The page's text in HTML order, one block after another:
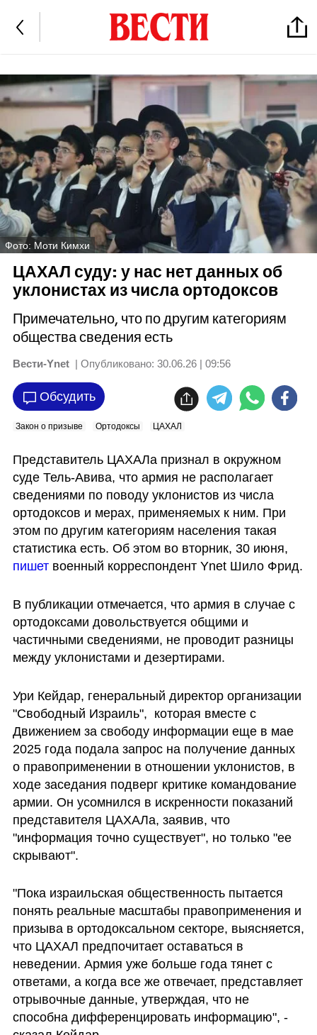
Фото: Моти Кимхи
ЦАХАЛ суду: у нас нет данных об
уклонистах из числа ортодоксов
Примечательно, что по другим категориям
общества сведения есть
Вести-Ynet | Опубликовано: 30.06.26 | 09:56
Обсудить
Закон о призыве Ортодоксы ЦАХАЛ
Представитель ЦАХАЛа признал в окружном
суде Тель-Авива, что армия не располагает
сведениями по поводу уклонистов из числа
ортодоксов и мерах, применяемых к ним. При
этом по другим категориям населения такая
пишет военный корреспондент Ynet Шило Фрид.
В публикации отмечается, что армия в случае с
ортодоксами довольствуется общими и
частичными сведениями, не проводит разницы
между уклонистами и дезертирами.
Ури Кейдар, генеральный директор организации
"Свободный Израиль",  которая вместе с
Движением за свободу информации еще в мае
2025 года подала запрос на получение данных
о правоприменении в отношении уклонистов, в
ходе заседания подверг критике командование
армии. Он усомнился в искренности показаний
представителя ЦАХАЛа, заявив, что
"информация точно существует", но только "ее
скрывают".
"Пока израильская общественность пытается
понять реальные масштабы правоприменения и
призыва в ортодоксальном секторе, выясняется,
что ЦАХАЛ предпочитает оставаться в
неведении. Армия уже больше года тянет с
ответами, а когда все же отвечает, представляет
отрывочные данные, утверждая, что не
способна дифференцировать информацию", -